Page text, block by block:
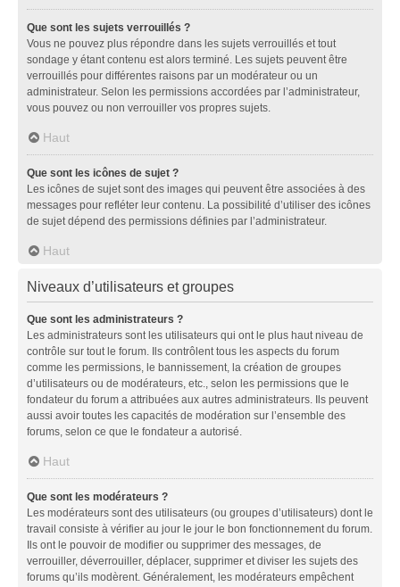
Que sont les sujets verrouillés ?
Vous ne pouvez plus répondre dans les sujets verrouillés et tout
sondage y étant contenu est alors terminé. Les sujets peuvent être
verrouillés pour différentes raisons par un modérateur ou un
administrateur. Selon les permissions accordées par l’administrateur,
vous pouvez ou non verrouiller vos propres sujets.
Haut
Que sont les icônes de sujet ?
Les icônes de sujet sont des images qui peuvent être associées à des
messages pour refléter leur contenu. La possibilité d’utiliser des icônes
de sujet dépend des permissions définies par l’administrateur.
Haut
Niveaux d’utilisateurs et groupes
Que sont les administrateurs ?
Les administrateurs sont les utilisateurs qui ont le plus haut niveau de
contrôle sur tout le forum. Ils contrôlent tous les aspects du forum
comme les permissions, le bannissement, la création de groupes
d’utilisateurs ou de modérateurs, etc., selon les permissions que le
fondateur du forum a attribuées aux autres administrateurs. Ils peuvent
aussi avoir toutes les capacités de modération sur l’ensemble des
forums, selon ce que le fondateur a autorisé.
Haut
Que sont les modérateurs ?
Les modérateurs sont des utilisateurs (ou groupes d’utilisateurs) dont le
travail consiste à vérifier au jour le jour le bon fonctionnement du forum.
Ils ont le pouvoir de modifier ou supprimer des messages, de
verrouiller, déverrouiller, déplacer, supprimer et diviser les sujets des
forums qu’ils modèrent. Généralement, les modérateurs empêchent